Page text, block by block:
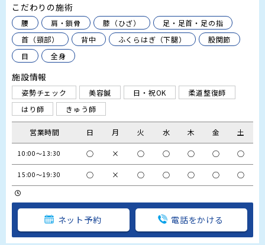
こだわりの施術
腰 肩・鎖骨 膝（ひざ）
足・足首・足の指
首（頸部）
背中 ふくらはぎ（下腿）
股関節
目
全身
施設情報
姿勢チェック 美容鍼 日・祝OK
柔道整復師
はり師
きゅう師
営業時間 日 月 火 水 木 金 土
10:00～13:30 ○ × ○ ○ ○ ○ ○
15:00～19:30 ○ × ○ ○ ○ ○ ○
ネット予約 電話をかける